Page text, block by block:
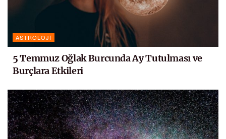
ASTROLOJI
5 Temmuz Oğlak Burcunda Ay Tutulması ve
Burçlara Etkileri